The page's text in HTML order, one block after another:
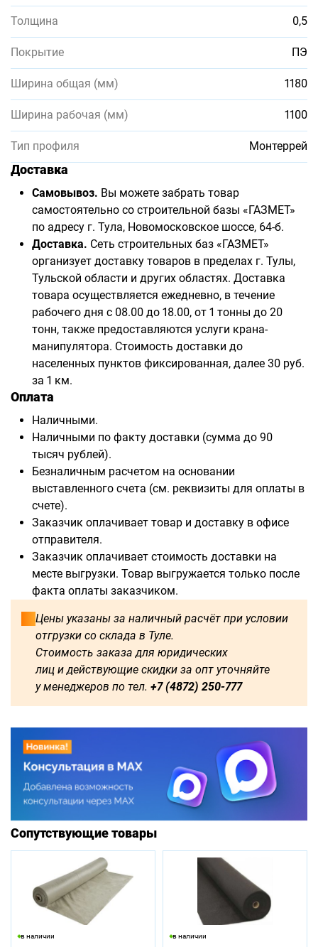
Толщина 0,5
Покрытие ПЭ
Ширина общая (мм) 1180
Ширина рабочая (мм) 1100
Тип профиля Монтеррей
Доставка
Самовывоз. Вы можете забрать товар
самостоятельно со строительной базы «ГАЗМЕТ»
по адресу г. Тула, Новомосковское шоссе, 64-б.
Доставка. Сеть строительных баз «ГАЗМЕТ»
организует доставку товаров в пределах г. Тулы,
Тульской области и других областях. Доставка
товара осуществляется ежедневно, в течение
рабочего дня с 08.00 до 18.00, от 1 тонны до 20
тонн, также предоставляются услуги крана-
манипулятора. Стоимость доставки до
населенных пунктов фиксированная, далее 30 руб.
за 1 км.
Оплата
Наличными.
Наличными по факту доставки (сумма до 90
тысяч рублей).
Безналичным расчетом на основании
выставленного счета (см. реквизиты для оплаты в
счете).
Заказчик оплачивает товар и доставку в офисе
отправителя.
Заказчик оплачивает стоимость доставки на
месте выгрузки. Товар выгружается только после
факта оплаты заказчиком.
Цены указаны за наличный расчёт при условии
отгрузки со склада в Туле.
Стоимость заказа для юридических
лиц и действующие скидки за опт уточняйте
у менеджеров по тел. +7 (4872) 250-777
1750 2000 2250 2750
3500 3750
4000 4500 4750 5000
5250 5500 5750 6000
Сопутствующие товары
в наличии в наличии